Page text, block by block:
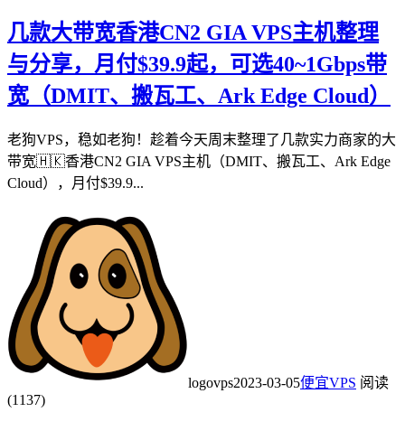
几款大带宽香港CN2 GIA VPS主机整理
与分享，月付$39.9起，可选40~1Gbps带
宽（DMIT、搬瓦工、Ark Edge Cloud）
老狗VPS，稳如老狗！趁着今天周末整理了几款实力商家的大
带宽🇭🇰香港CN2 GIA VPS主机（DMIT、搬瓦工、Ark Edge
Cloud），月付$39.9...
logovps2023-03-05便宜VPS 阅读
(1137)